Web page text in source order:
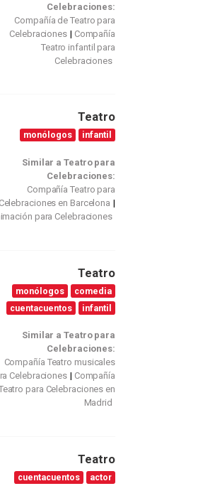
Celebraciones:
Compañía de Teatro para
Celebraciones
Compañía
Teatro infantil para
Celebraciones
Teatro
monólogos infantil
Similar a Teatro para
Celebraciones:
Compañía Teatro para
Celebraciones en Barcelona
para Celebraciones
Teatro
monólogos
comedia
cuentacuentos
infantil
Similar a Teatro para
Celebraciones:
Compañía Teatro musicales
Celebraciones
Compañía
para Celebraciones en
Madrid
Teatro
cuentacuentos actor